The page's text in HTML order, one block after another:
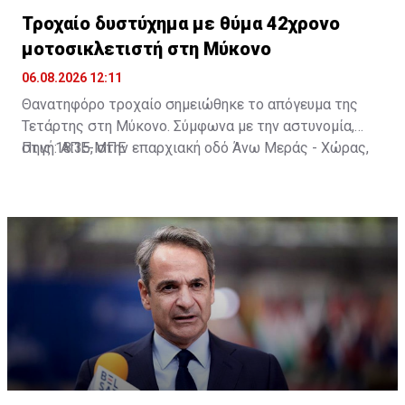
Τροχαίο δυστύχημα με θύμα 42χρονο
μοτοσικλετιστή στη Μύκονο
06.08.2026 12:11
Θανατηφόρο τροχαίο σημειώθηκε το απόγευμα της
Τετάρτης στη Μύκονο. Σύμφωνα με την αστυνομία,
στις 18:35, στην επαρχιακή οδό Άνω Μεράς - Χώρας,
25χρονος. Από τη σύγκρουση ο 42χρονος
τραυματίστηκε θανάσιμα. Τα αίτια του δυστυχήματος
διερευνώνται από την Υποδιεύθυνση Αστυνομίας
Πηγή: ΑΠΕ-ΜΠΕ